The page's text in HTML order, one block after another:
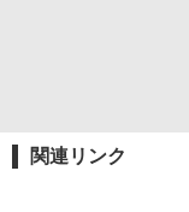
関連リンク